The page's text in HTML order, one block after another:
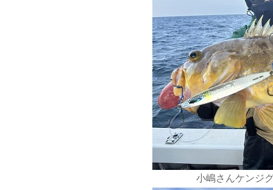
小嶋さんケンジ